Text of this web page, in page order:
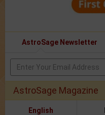
AstroSage Newsletter
AstroSage Magazine
English